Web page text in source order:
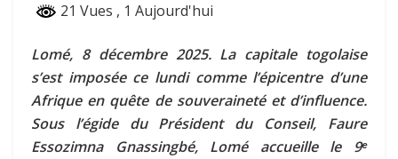
21 Vues , 1 Aujourd'hui
Lomé, 8 décembre 2025. La capitale togolaise
s’est imposée ce lundi comme l’épicentre d’une
Afrique en quête de souveraineté et d’influence.
Sous l’égide du Président du Conseil, Faure
Essozimna Gnassingbé, Lomé accueille le 9ᵉ